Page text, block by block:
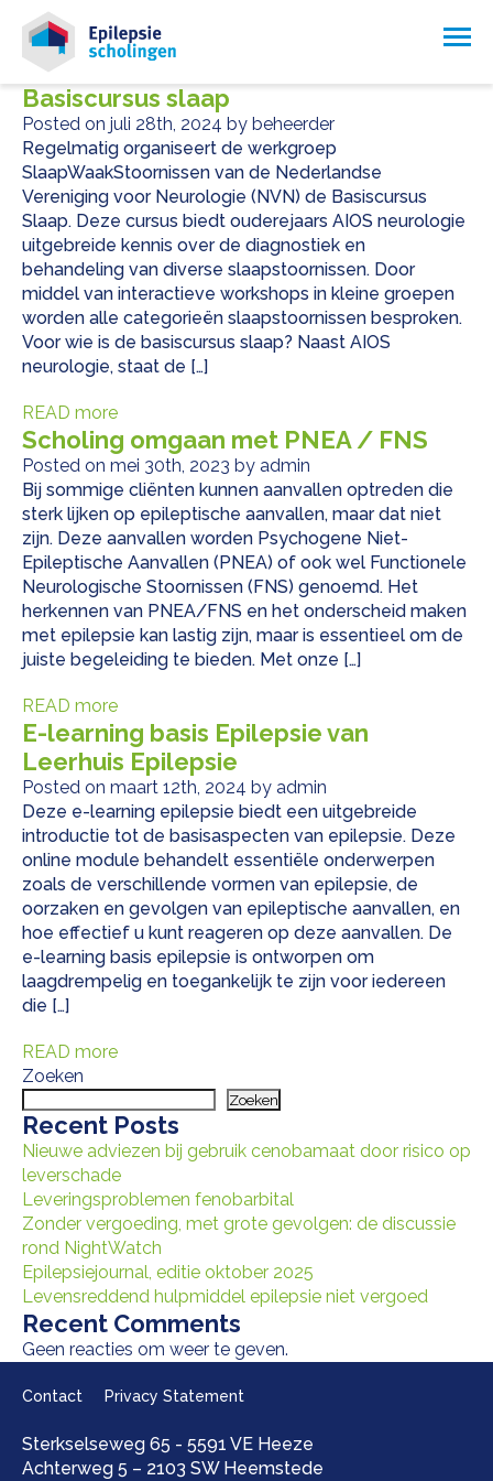
Basiscursus slaap
Posted on juli 28th, 2024 by beheerder
Regelmatig organiseert de werkgroep
SlaapWaakStoornissen van de Nederlandse
Vereniging voor Neurologie (NVN) de Basiscursus
Slaap. Deze cursus biedt ouderejaars AIOS neurologie
uitgebreide kennis over de diagnostiek en
behandeling van diverse slaapstoornissen. Door
middel van interactieve workshops in kleine groepen
worden alle categorieën slaapstoornissen besproken.
Voor wie is de basiscursus slaap? Naast AIOS
neurologie, staat de […]
READ more
Scholing omgaan met PNEA / FNS
Posted on mei 30th, 2023 by admin
Bij sommige cliënten kunnen aanvallen optreden die
sterk lijken op epileptische aanvallen, maar dat niet
zijn. Deze aanvallen worden Psychogene Niet-
Epileptische Aanvallen (PNEA) of ook wel Functionele
Neurologische Stoornissen (FNS) genoemd. Het
herkennen van PNEA/FNS en het onderscheid maken
met epilepsie kan lastig zijn, maar is essentieel om de
juiste begeleiding te bieden. Met onze […]
READ more
E-learning basis Epilepsie van
Leerhuis Epilepsie
Posted on maart 12th, 2024 by admin
Deze e-learning epilepsie biedt een uitgebreide
introductie tot de basisaspecten van epilepsie. Deze
online module behandelt essentiële onderwerpen
zoals de verschillende vormen van epilepsie, de
oorzaken en gevolgen van epileptische aanvallen, en
hoe effectief u kunt reageren op deze aanvallen. De
e-learning basis epilepsie is ontworpen om
laagdrempelig en toegankelijk te zijn voor iedereen
die […]
READ more
Zoeken
Zoeken
Recent Posts
Nieuwe adviezen bij gebruik cenobamaat door risico op
leverschade
Leveringsproblemen fenobarbital
Zonder vergoeding, met grote gevolgen: de discussie
rond NightWatch
Epilepsiejournal, editie oktober 2025
Levensreddend hulpmiddel epilepsie niet vergoed
Recent Comments
Geen reacties om weer te geven.
Contact Privacy Statement
Sterkselseweg 65 - 5591 VE Heeze
Achterweg 5 – 2103 SW Heemstede